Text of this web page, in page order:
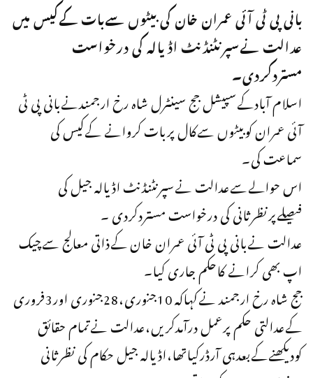
بانی پی ٹی آئی عمران خان کی بیٹوں سےبات کےکیس میں
عدالت نےسپرنٹنڈنٹ اڈیالہ کی درخواست
مستردکردی۔
اسلام آبادکےسپیشل جج سینٹرل شاہ رخ ارجمندنےبانی پی ٹی
آئی عمران کوبیٹوں سےکال پربات کروانے کےکیس کی
سماعت کی۔
اس حوالےسےعدالت نےسپرنٹنڈنٹ اڈیالہ جیل کی
فیصلےپرنظرثانی کی درخواست مستردکردی ۔
عدالت نےبانی پی ٹی آئی عمران خان کےذاتی معالج سےچیک
اپ بھی کرانے کاحکم جاری کیا۔
جج شاہ رخ ارجمند نےکہاکہ 10جنوری،28جنوری اور3فروری
کےعدالتی حکم پرعمل درآمدکریں،عدالت نےتمام حقائق
کودیکھنےکےبعدہی آرڈرکیاتھا،اڈیالہ جیل حکام کی نظرثانی